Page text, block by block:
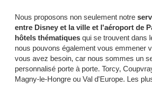
Nous proposons non seulement notre
entre Disney et la ville et l'aéroport de
hôtels thématiques qui se trouvent dans
nous pouvons également vous emmener
vous avez besoin, car nous sommes un
personnalisé porte à porte. Torcy,
Magny-le-Hongre ou Val d'Europe. Les